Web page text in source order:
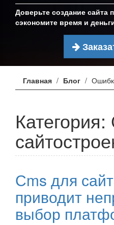
Доверьте создание сайта
сэкономите время и
Главная Блог
Сms для
приводит
выбор